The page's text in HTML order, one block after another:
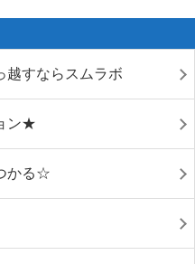
越すならスムラボ
ン★
かる☆